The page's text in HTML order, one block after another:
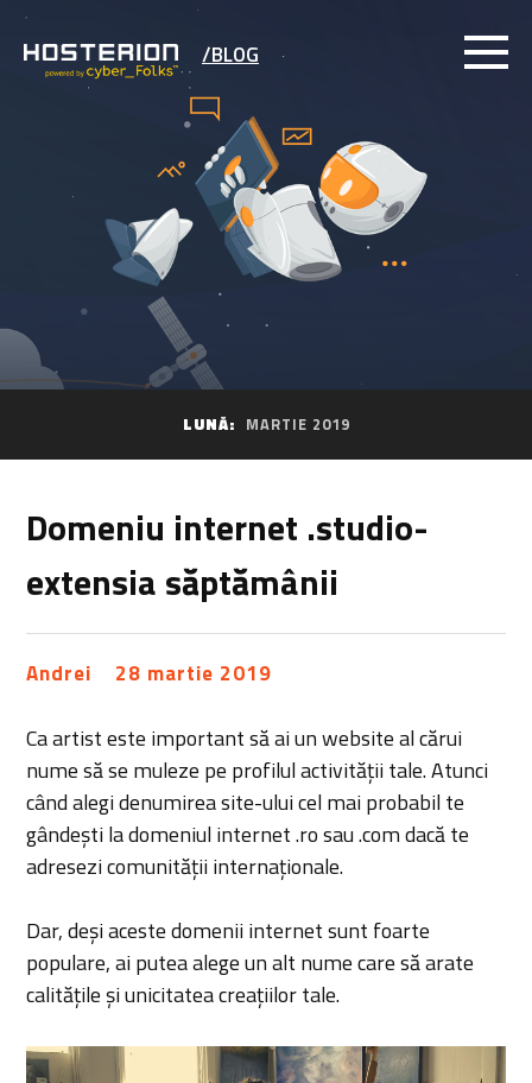
/BLOG
LUNĂ: MARTIE 2019
Domeniu internet .studio-
extensia săptămânii
Andrei 28 martie 2019
Ca artist este important să ai un website al cărui
nume să se muleze pe profilul activității tale. Atunci
când alegi denumirea site-ului cel mai probabil te
gândești la domeniul internet .ro sau .com dacă te
adresezi comunității internaționale.
Dar, deși aceste domenii internet sunt foarte
populare, ai putea alege un alt nume care să arate
calitățile și unicitatea creațiilor tale.